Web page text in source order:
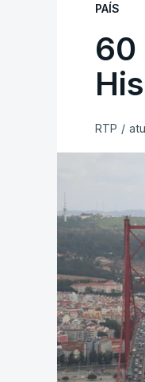
PAÍS
60
RTP /